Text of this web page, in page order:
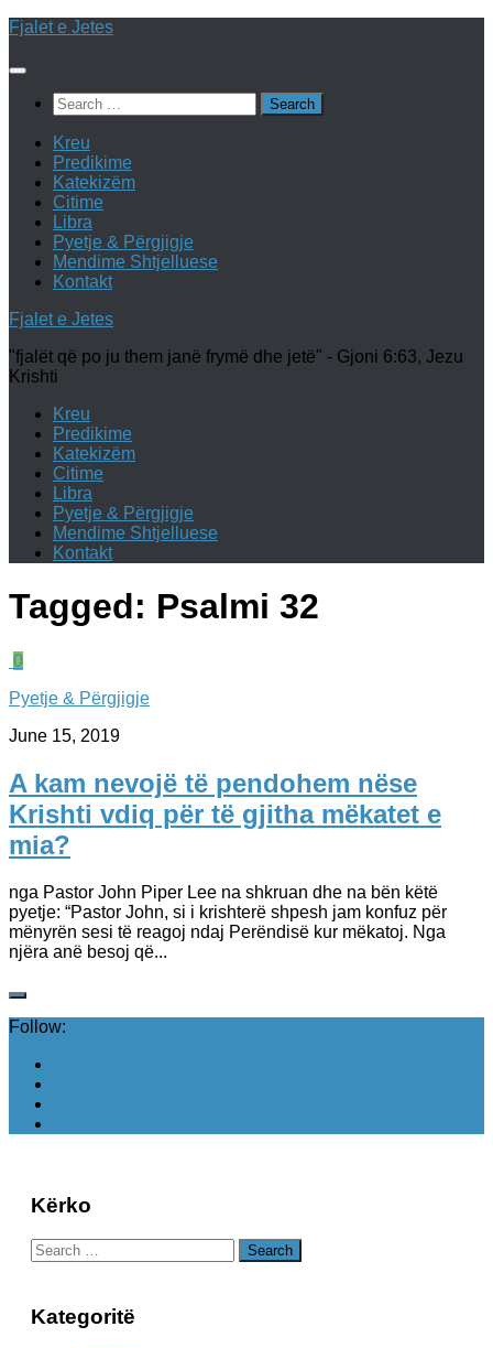
Skip
content
Fjalet e Jetes
Search
for:
Kreu
Predikime
Katekizëm
Citime
Libra
Pyetje & Përgjigje
Mendime Shtjelluese
Kontakt
Fjalet e Jetes
"fjalët që po ju them janë frymë dhe jetë" - Gjoni 6:63, Jezu
Krishti
Kreu
Predikime
Katekizëm
Citime
Libra
Pyetje & Përgjigje
Mendime Shtjelluese
Kontakt
Tagged: Psalmi 32
0
Pyetje & Përgjigje
June 15, 2019
A kam nevojë të pendohem nëse
Krishti vdiq për të gjitha mëkatet e
mia?
nga Pastor John Piper Lee na shkruan dhe na bën këtë
pyetje: “Pastor John, si i krishterë shpesh jam konfuz për
mënyrën sesi të reagoj ndaj Perëndisë kur mëkatoj. Nga
njëra anë besoj që...
Follow:
Kërko
Search
for:
Kategoritë